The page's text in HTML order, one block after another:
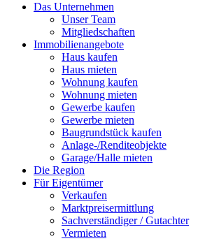
Das Unternehmen
Unser Team
Mitgliedschaften
Immobilienangebote
Haus kaufen
Haus mieten
Wohnung kaufen
Wohnung mieten
Gewerbe kaufen
Gewerbe mieten
Baugrundstück kaufen
Anlage-/Renditeobjekte
Garage/Halle mieten
Die Region
Für Eigentümer
Verkaufen
Marktpreisermittlung
Sachverständiger / Gutachter
Vermieten